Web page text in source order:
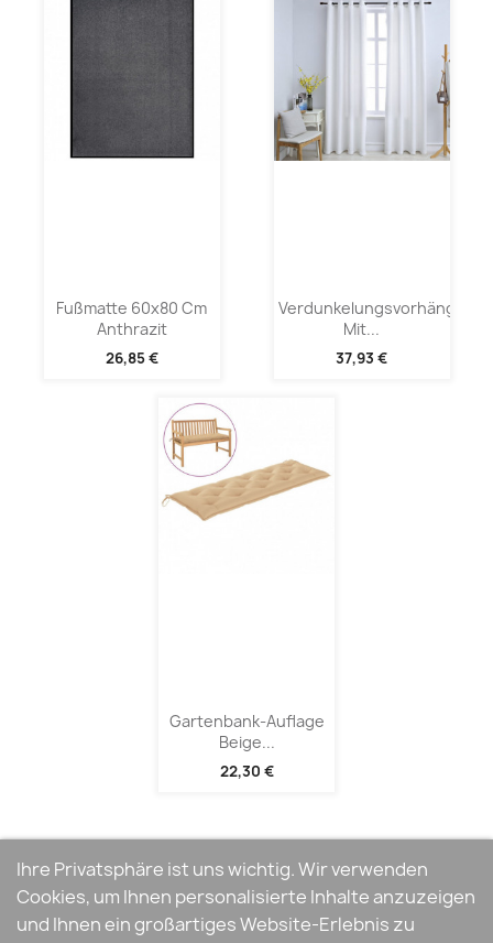
Fußmatte 60x80 Cm
Anthrazit
26,85 €
Verdunkelungsvorhänge
Mit...
37,93 €
Gartenbank-Auflage
Beige...
22,30 €
Ihre Privatsphäre ist uns wichtig. Wir verwenden
Cookies, um Ihnen personalisierte Inhalte anzuzeigen
und Ihnen ein großartiges Website-Erlebnis zu